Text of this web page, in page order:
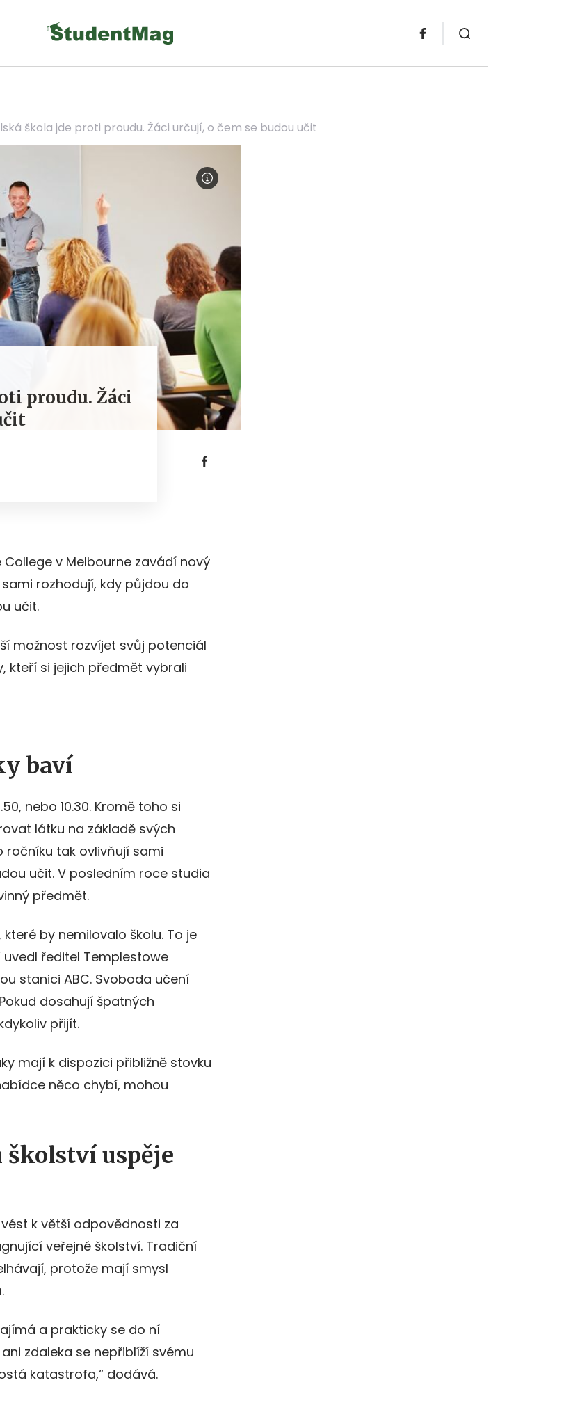
škola jde proti proudu. Žáci určují, o čem se budou učit
proudu. Žáci
v Melbourne zavádí nový
rozhodují, kdy půjdou do
učit.
možnost rozvíjet svůj potenciál
kteří si jejich předmět vybrali
baví
nebo 10.30. Kromě toho si
látku na základě svých
ročníku tak ovlivňují sami
učit. V posledním roce studia
předmět.
by nemilovalo školu. To je
ředitel Templestowe
stanici ABC. Svoboda učení
dosahují špatných
přijít.
mají k dispozici přibližně stovku
něco chybí, mohou
uspěje
k větší odpovědnosti za
veřejné školství. Tradiční
protože mají smysl
a prakticky se do ní
zdaleka se nepřiblíží svému
katastrofa,“ dodává.